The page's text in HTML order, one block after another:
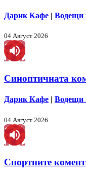
Дарик Кафе | Водещи
04 Август 2026
Синоптичната
Дарик Кафе | Водещи
04 Август 2026
Спортните